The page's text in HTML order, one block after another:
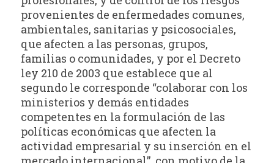
provenientes de enfermedades comunes,
ambientales, sanitarias y psicosociales,
que afecten a las personas, grupos,
familias o comunidades, y por el Decreto
ley 210 de 2003 que establece que al
segundo le corresponde “colaborar con los
ministerios y demás entidades
competentes en la formulación de las
políticas económicas que afecten la
actividad empresarial y su inserción en el